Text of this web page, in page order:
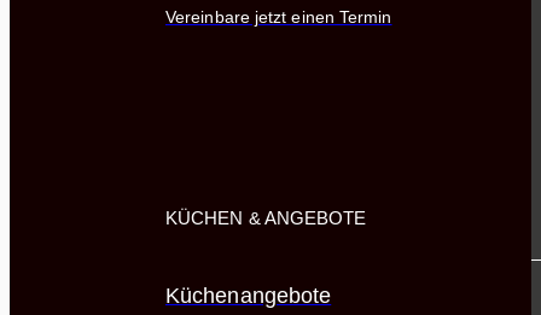
Vereinbare jetzt einen Termin
KÜCHEN & ANGEBOTE
Küchenangebote